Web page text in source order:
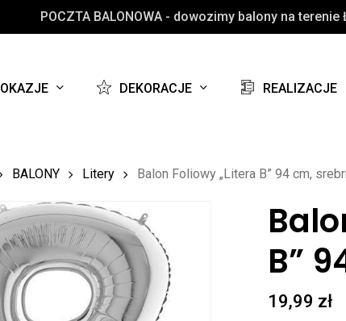
POCZTA BALONOWA - dowozimy balony na terenie
OKAZJE DEKORACJE REALIZACJE
Koszyk
BALONY Litery Balon Foliowy „Litera B” 94 cm,
B”
19,99 zł